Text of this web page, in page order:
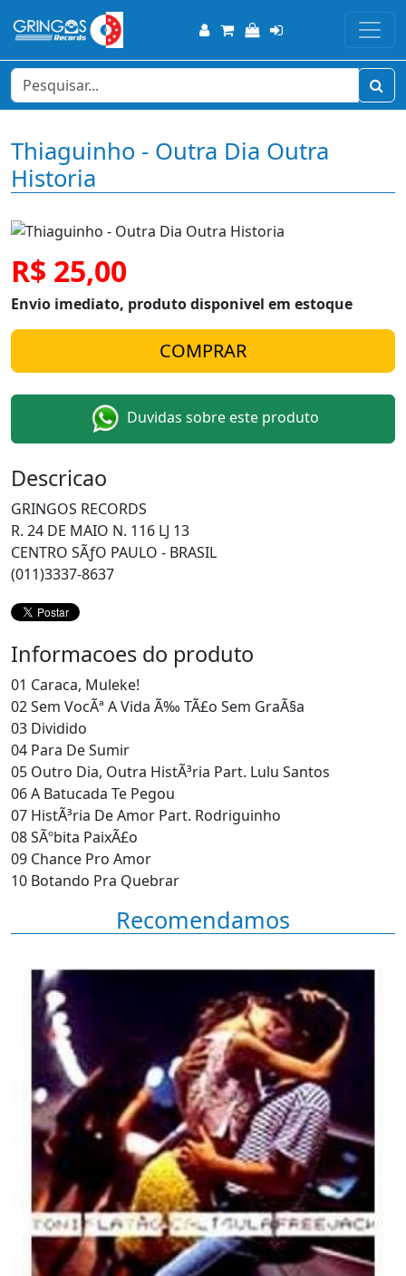
Thiaguinho - Outra Dia Outra
Historia
R$ 25,00
Envio imediato, produto disponivel em estoque
Duvidas sobre este produto
Descricao
GRINGOS RECORDS
R. 24 DE MAIO N. 116 LJ 13
CENTRO SÃƒO PAULO - BRASIL
(011)3337-8637
Informacoes do produto
01 Caraca, Muleke!
02 Sem VocÃª A Vida Ã‰ TÃ£o Sem GraÃ§a
03 Dividido
04 Para De Sumir
05 Outro Dia, Outra HistÃ³ria Part. Lulu Santos
06 A Batucada Te Pegou
07 HistÃ³ria De Amor Part. Rodriguinho
08 SÃºbita PaixÃ£o
09 Chance Pro Amor
10 Botando Pra Quebrar
Recomendamos